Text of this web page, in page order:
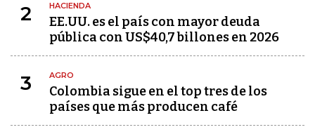
2 HACIENDA
EE.UU. es el país con mayor deuda
pública con US$40,7 billones en 2026
3 AGRO
Colombia sigue en el top tres de los
países que más producen café